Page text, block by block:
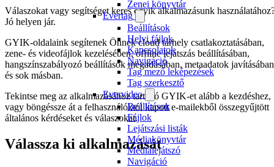
Zenei könyvtár
Evertag
Beállítások
Helyi fájlok
Kapcsolatok
Navigáció
Tag mező leképezések
Tag szerkesztő
Evervideo
Beállítások
Fájlok
Lejátszási listák
Médiakönyvtár
Médialejátszó
Navigáció
Válaszokat vagy segítséget keres egyik alkalmazásunk
Jó helyen jár.
GYIK-oldalaink segítenek Önnek cloud tárhely csatlakoztatásában,
zene- és videofájlok kezelésében, offline lejátszás beállításában,
hangszínszabályozó beállítások megadásában, metaadatok javításában
és sok másban.
Tekintse meg az alkalmazásához tartozó GYIK-et alább a kezdéshez,
vagy böngéssze át a felhasználóktól kapott e-mailekből összegyűjtött
általános kérdéseket és válaszokat.
Válassza ki alkalmazását